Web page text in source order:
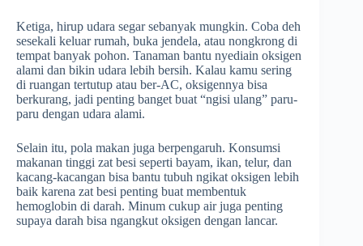
Ketiga, hirup udara segar sebanyak mungkin. Coba deh
sesekali keluar rumah, buka jendela, atau nongkrong di
tempat banyak pohon. Tanaman bantu nyediain oksigen
alami dan bikin udara lebih bersih. Kalau kamu sering
di ruangan tertutup atau ber-AC, oksigennya bisa
berkurang, jadi penting banget buat “ngisi ulang” paru-
paru dengan udara alami.
Selain itu, pola makan juga berpengaruh. Konsumsi
makanan tinggi zat besi seperti bayam, ikan, telur, dan
kacang-kacangan bisa bantu tubuh ngikat oksigen lebih
baik karena zat besi penting buat membentuk
hemoglobin di darah. Minum cukup air juga penting
supaya darah bisa ngangkut oksigen dengan lancar.